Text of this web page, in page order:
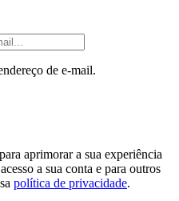
de e-mail.
aprimorar a sua experiência
a sua conta e para outros
política de privacidade.